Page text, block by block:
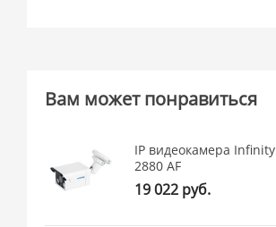
Вам может понравиться
IP видеокамера Infinity
2880 AF
19 022 руб.